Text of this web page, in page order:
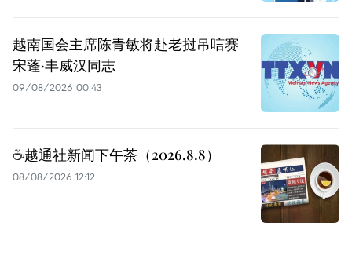
越南国会主席陈青敏将赴老挝吊唁赛
宋蓬·丰威汉同志
09/08/2026 00:43
☕️越通社新闻下午茶（2026.8.8）
08/08/2026 12:12